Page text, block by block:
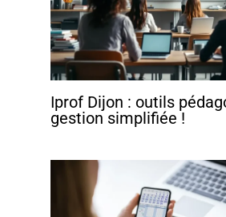
Iprof Dijon : outils
gestion simplifiée !